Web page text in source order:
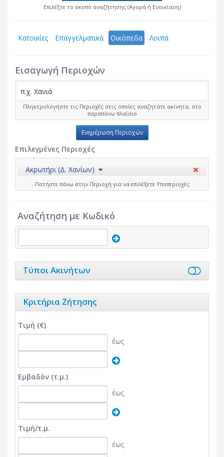
Επιλέξτε το σκοπό αναζήτησης (Αγορά ή Ενοικίαση)
Κατοικίες Επαγγελματικά Οικόπεδα Λοιπά
Εισαγωγή Περιοχών
Πληκτρολογήστε τις Περιοχές στις οποίες αναζητάτε ακίνητα, στο
παραπάνω πλαίσιο
Ενημέρωση Περιοχών
Επιλεγμένες Περιοχές
Ακρωτήρι (Δ. Χανίων)
Πατήστε πάνω στην Περιοχή για να επιλέξετε Υποπεριοχές
Αναζήτηση με Κωδικό
Τύποι Ακινήτων
Κριτήρια Ζήτησης
Τιμή (€)
έως
Εμβαδόν (τ.μ.)
έως
Τιμή/τ.μ.
έως